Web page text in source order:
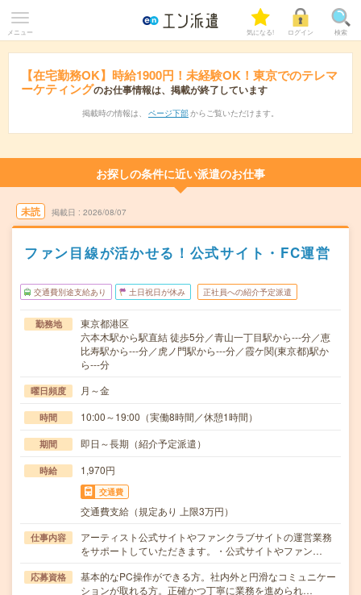
メニュー 気になる! ログイン 検索
【在宅勤務OK】時給1900円！未経験OK！東京でのテレマ
ーケティングのお仕事情報は、掲載が終了しています
掲載時の情報は、 ページ下部 からご覧いただけます。
お探しの条件に近い派遣のお仕事
未読 掲載日 2026/08/07
ファン目線が活かせる！公式サイト・FC運営
交通費別途支給あり 土日祝日が休み 正社員への紹介予定派遣
勤務地
東京都港区
六本木駅から駅直結 徒歩5分／青山一丁目駅から---分／恵
比寿駅から---分／虎ノ門駅から---分／霞ケ関(東京都)駅か
ら---分
曜日頻度 月～金
時間 10:00～19:00（実働8時間／休憩1時間）
期間 即日～長期（紹介予定派遣）
時給 1,970円
交通費
交通費支給（規定あり 上限3万円）
仕事内容
アーティスト公式サイトやファンクラブサイトの運営業務
をサポートしていただきます。・公式サイトやファン…
応募資格
基本的なPC操作ができる方。社内外と円滑なコミュニケー
ションが取れる方。正確かつ丁寧に業務を進められ…